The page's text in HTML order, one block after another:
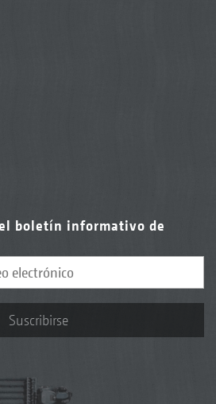
boletín informativo de
Suscribirse